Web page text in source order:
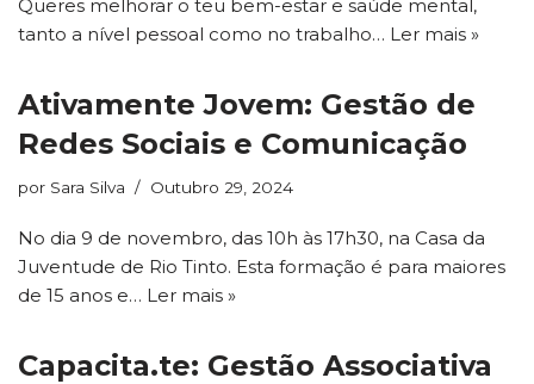
Queres melhorar o teu bem-estar e saúde mental,
tanto a nível pessoal como no trabalho… Ler mais »
Ativamente Jovem: Gestão de
Redes Sociais e Comunicação
por Sara Silva Outubro 29, 2024
No dia 9 de novembro, das 10h às 17h30, na Casa da
Juventude de Rio Tinto. Esta formação é para maiores
de 15 anos e… Ler mais »
Capacita.te: Gestão Associativa